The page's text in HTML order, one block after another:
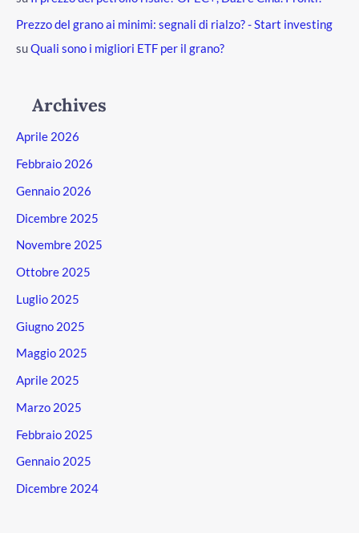
Prezzo del grano ai minimi: segnali di rialzo? - Start investing
suQuali sono i migliori ETF per il grano?
Archives
Aprile 2026
Febbraio 2026
Gennaio 2026
Dicembre 2025
Novembre 2025
Ottobre 2025
Luglio 2025
Giugno 2025
Maggio 2025
Aprile 2025
Marzo 2025
Febbraio 2025
Gennaio 2025
Dicembre 2024